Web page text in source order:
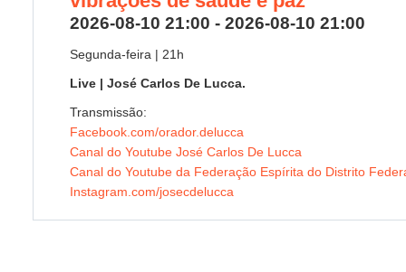
2026-08-10 21:00 - 2026-08-10 21:00
Segunda-feira | 21h
Live | José Carlos De Lucca.
Transmissão:
Facebook.com/orador.delucca
Canal do Youtube José Carlos De Lucca
Canal do Youtube da Federação Espírita do Distrito
Instagram.com/josecdelucca